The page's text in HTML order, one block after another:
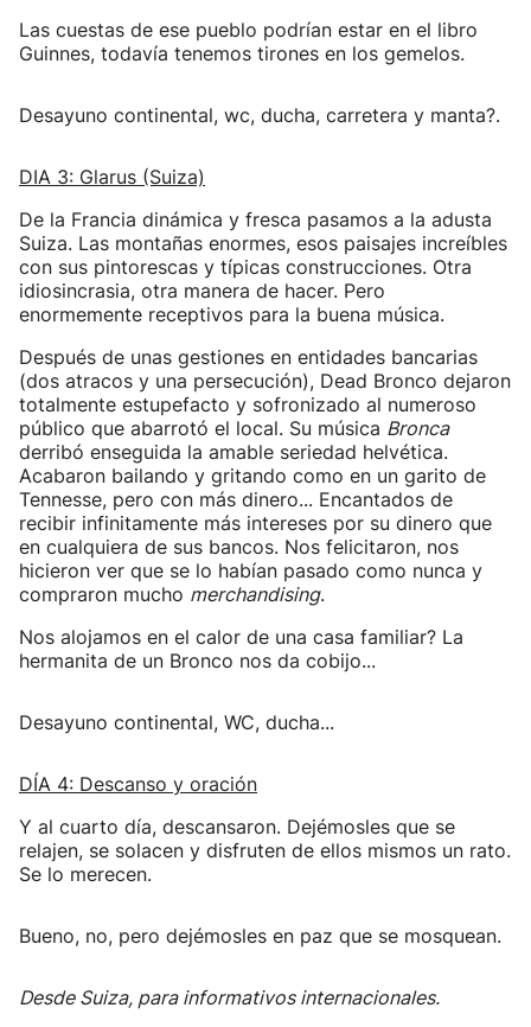
Las cuestas de ese pueblo podrían estar en el libro
Guinnes, todavía tenemos tirones en los gemelos.
Desayuno continental, wc, ducha, carretera y manta?.
DIA 3: Glarus (Suiza)
De la Francia dinámica y fresca pasamos a la adusta
Suiza. Las montañas enormes, esos paisajes increíbles
con sus pintorescas y típicas construcciones. Otra
idiosincrasia, otra manera de hacer. Pero
enormemente receptivos para la buena música.
Después de unas gestiones en entidades bancarias
(dos atracos y una persecución), Dead Bronco dejaron
totalmente estupefacto y sofronizado al numeroso
público que abarrotó el local. Su música Bronca
derribó enseguida la amable seriedad helvética.
Acabaron bailando y gritando como en un garito de
Tennesse, pero con más dinero... Encantados de
recibir infinitamente más intereses por su dinero que
en cualquiera de sus bancos. Nos felicitaron, nos
hicieron ver que se lo habían pasado como nunca y
compraron mucho merchandising.
Nos alojamos en el calor de una casa familiar? La
hermanita de un Bronco nos da cobijo...
Desayuno continental, WC, ducha...
DÍA 4: Descanso y oración
Y al cuarto día, descansaron. Dejémosles que se
relajen, se solacen y disfruten de ellos mismos un rato.
Se lo merecen.
Bueno, no, pero dejémosles en paz que se mosquean.
Desde Suiza, para informativos internacionales.